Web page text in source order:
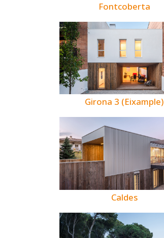
Fontcoberta
Girona 3 (Eixample)
Caldes